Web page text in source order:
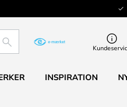
SØG
INSPIRATION